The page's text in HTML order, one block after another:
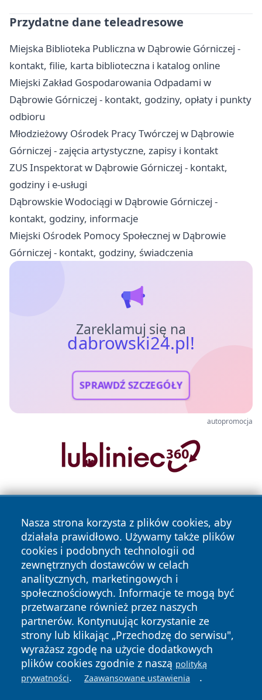
Przydatne dane teleadresowe
Miejska Biblioteka Publiczna w Dąbrowie Górniczej -
kontakt, filie, karta biblioteczna i katalog online
Miejski Zakład Gospodarowania Odpadami w
Dąbrowie Górniczej - kontakt, godziny, opłaty i punkty
odbioru
Młodzieżowy Ośrodek Pracy Twórczej w Dąbrowie
Górniczej - zajęcia artystyczne, zapisy i kontakt
ZUS Inspektorat w Dąbrowie Górniczej - kontakt,
godziny i e-usługi
Dąbrowskie Wodociągi w Dąbrowie Górniczej -
kontakt, godziny, informacje
Miejski Ośrodek Pomocy Społecznej w Dąbrowie
Górniczej - kontakt, godziny, świadczenia
Zareklamuj się na
dabrowski24.pl!
SPRAWDŹ SZCZEGÓŁY
autopromocja
Nasza strona korzysta z plików cookies, aby
działała prawidłowo. Używamy także plików
cookies i podobnych technologii od
zewnętrznych dostawców w celach
analitycznych, marketingowych i
społecznościowych. Informacje te mogą być
przetwarzane również przez naszych
partnerów. Kontynuując korzystanie ze
strony lub klikając „Przechodzę do serwisu",
wyrażasz zgodę na użycie dodatkowych
plików cookies zgodnie z naszą polityką
prywatności. Zaawansowane ustawienia .
Copyright © 2026 dabrowski24.pl Wszystkie prawa
zastrzeżone.
News Autorzy
Polityka
Prywatności
Polityka
Cookies